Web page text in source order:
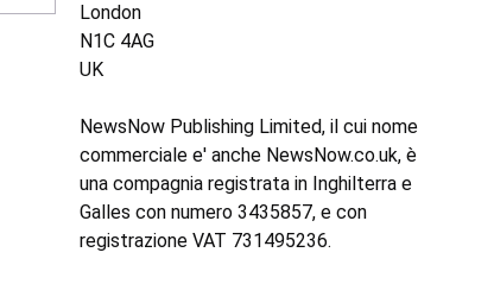
London
N1C 4AG
UK
NewsNow Publishing Limited, il cui nome
commerciale e' anche NewsNow.co.uk, è
una compagnia registrata in Inghilterra e
Galles con numero 3435857, e con
registrazione VAT 731495236.